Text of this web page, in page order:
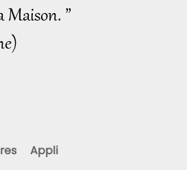
Maison. ”
Appli